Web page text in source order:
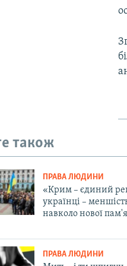
також
ПРАВА ЛЮДИНИ
«Крим – єдиний
українці –
навколо нової
ПРАВА ЛЮДИНИ